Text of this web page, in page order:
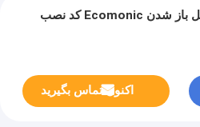
کیت های کوره های رولر قابل باز شدن Ecomonic کد نصب
اکنون تماس بگیرید